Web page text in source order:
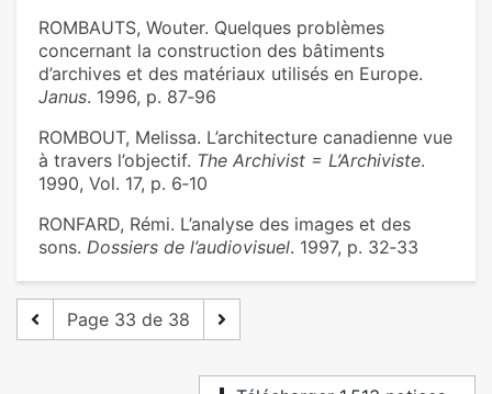
ROMBAUTS, Wouter. Quelques problèmes
concernant la construction des bâtiments
d’archives et des matériaux utilisés en Europe.
Janus. 1996, p. 87‑96
ROMBOUT, Melissa. L’architecture canadienne vue
à travers l’objectif. The Archivist = L’Archiviste.
1990, Vol. 17, p. 6‑10
RONFARD, Rémi. L’analyse des images et des
sons. Dossiers de l’audiovisuel. 1997, p. 32‑33
Page 33 de 38